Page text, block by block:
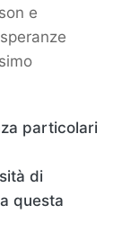
e
particolari
di
questa